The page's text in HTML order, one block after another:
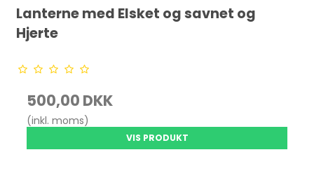
Lanterne med Elsket og savnet og
Hjerte
500,00 DKK
(inkl. moms)
VIS PRODUKT